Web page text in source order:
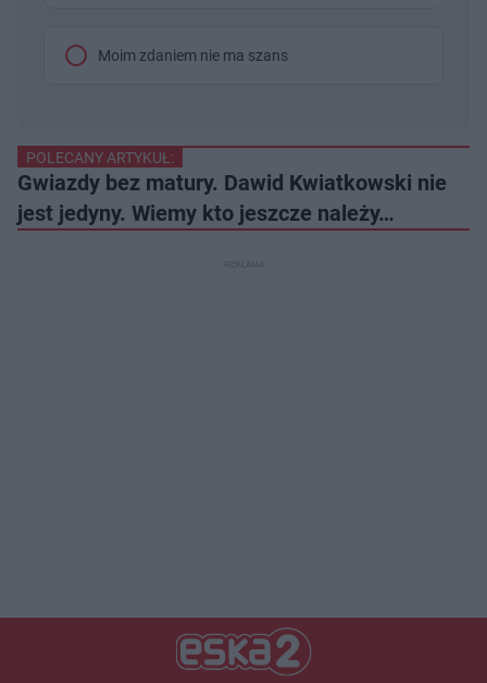
Moim zdaniem nie ma szans
POLECANY ARTYKUŁ:
Gwiazdy bez matury. Dawid Kwiatkowski nie
jest jedyny. Wiemy kto jeszcze należy…